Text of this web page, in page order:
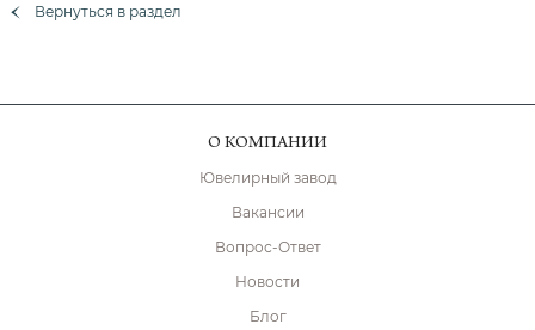
Вернуться в раздел
О КОМПАНИИ
Ювелирный завод
Вакансии
Вопрос-Ответ
Новости
Блог